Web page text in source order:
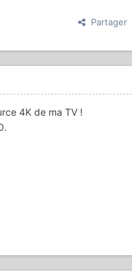
Partager
4K de ma TV !